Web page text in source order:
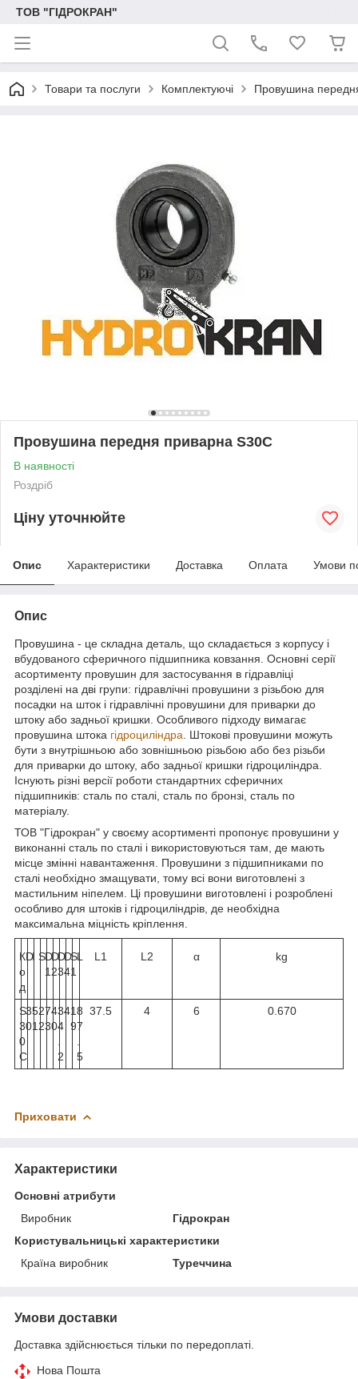
ТОВ "ГІДРОКРАН"
Товари та послуги Комплектуючі Провушина
Провушина передня приварна S30C
В наявності
Роздріб
Ціну уточнюйте
Опис Характеристики Доставка Оплата Умови
Опис
Провушина - це складна деталь, що складається з корпусу і
вбудованого сферичного підшипника ковзання. Основні серії
асортименту провушин для застосування в гідравліці
розділені на дві групи: гідравлічні провушини з різьбою для
посадки на шток і гідравлічні провушини для приварки до
штоку або задньої кришки. Особливого підходу вимагає
провушина штока гідроциліндра . Штокові провушини можуть
бути з внутрішньою або зовнішньою різьбою або без різьби
для приварки до штоку, або задньої кришки гідроциліндра.
Існують різні версії роботи стандартних сферичних
підшипників: сталь по сталі, сталь по бронзі, сталь по
матеріалу.
ТОВ "Гідрокран" у своєму асортименті пропонує провушини у
виконанні сталь по сталі і використовуються там, де мають
місце змінні навантаження. Провушини з підшипниками по
сталі необхідно змащувати, тому всі вони виготовлені з
мастильним ніпелем. Ці провушини виготовлені і розроблені
особливо для штоків і гідроциліндрів, де необхідна
максимальна міцність кріплення.
К
о
д
DI SD
1
D
2
D
3
D
4
S
1
L L1 L2 α kg
S
3
0
C
3
0
5
1
2
2
7
3
4
0
3
4
2
41
9
8
7
5
37.5 4 6 0.670
Приховати
Характеристики
Основні атрибути
Виробник
Гідрокран
Користувальницькі характеристики
Країна виробник
Туреччина
Умови доставки
Доставка здійснюється тільки по передоплаті.
Нова Пошта